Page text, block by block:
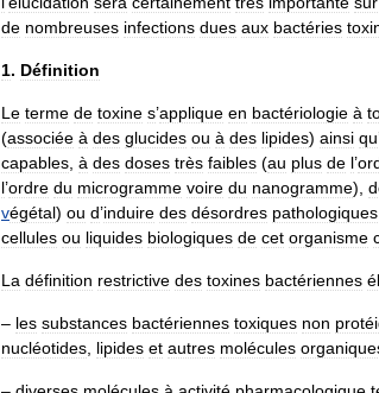
de nombreuses infections dues aux bactéries
1. Définition
Le terme de toxine s’applique en bactériologie à
(associée à des glucides ou à des lipides) ainsi qu
capables à des doses très faibles (au plus de l’
l’ordre du microgramme voire du nanogramme),
végétal) ou d’induire des désordres pathologiques
cellules ou liquides biologiques de cet organisme
La définition restrictive des toxines bactériennes
– les substances bactériennes toxiques non
nucléotides lipides et autres molécules